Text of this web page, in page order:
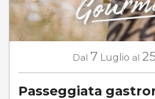
Dal 7 Luglio al
Passeggiata